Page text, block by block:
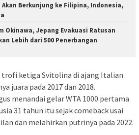
Berkunjung ke Filipina, Indonesia,
Okinawa, Jepang Evakuasi Ratusan
Lebih dari 500 Penerbangan
ketiga Svitolina di ajang Italian
juara pada 2017 dan 2018.
menandai gelar WTA 1000 pertama
31 tahun itu sejak comeback usai
dan melahirkan putrinya pada 2022.